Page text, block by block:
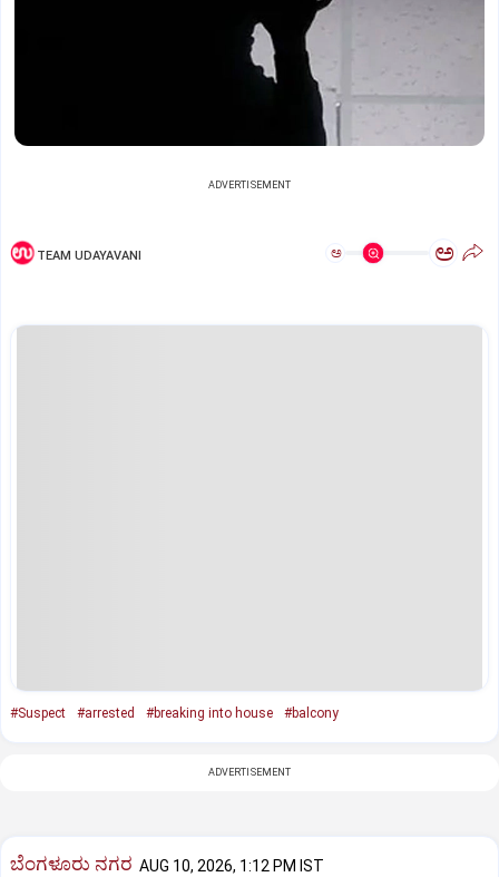
ADVERTISEMENT
TEAM UDAYAVANI ಅ ಅ
#Suspect #arrested #breaking into house #balcony
ADVERTISEMENT
ಬೆಂಗಳೂರು ನಗರ AUG 10, 2026, 1:12 PM IST